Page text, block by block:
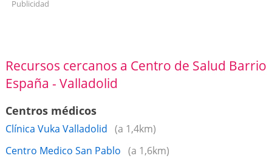
Publicidad
Recursos cercanos a Centro de Salud Barrio
España - Valladolid
Centros médicos
Clínica Vuka Valladolid (a 1,4km)
Centro Medico San Pablo (a 1,6km)